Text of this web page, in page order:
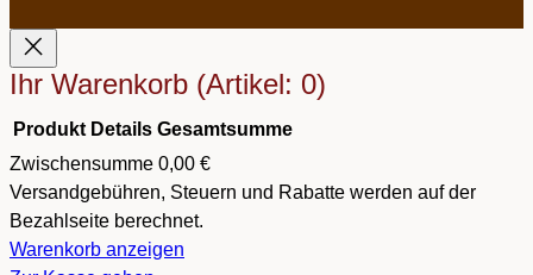
Ihr Warenkorb (Artikel: 0)
Produkte
im
Warenkorb
Produkt Details Gesamtsumme
Zwischensumme 0,00 €
Versandgebühren, Steuern und Rabatte werden auf der
Bezahlseite berechnet.
Warenkorb anzeigen